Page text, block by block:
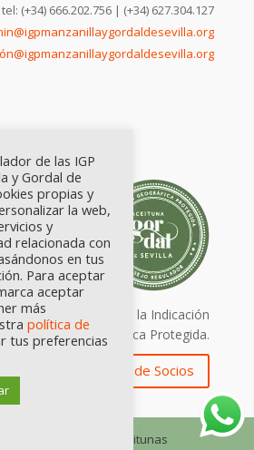
tel: (+34) 666.202.756 | (+34) 627.304.127
por Origen. Sellos de la Indicación
Geográfica Protegida.
Zona de Socios
de las IGP Aceitunas
de las IGP
y Gordal de
propias y
la web,
y
relacionada con
en tus
Para aceptar
aceptar
más
política de
tus preferencias